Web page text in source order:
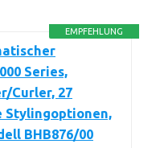
EMPFEHLUNG
Series,
Curler, 27
Stylingoptionen,
BHB876/00